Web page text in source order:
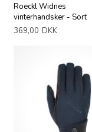
Roeckl Widnes
vinterhandsker - Sort
369,00 DKK